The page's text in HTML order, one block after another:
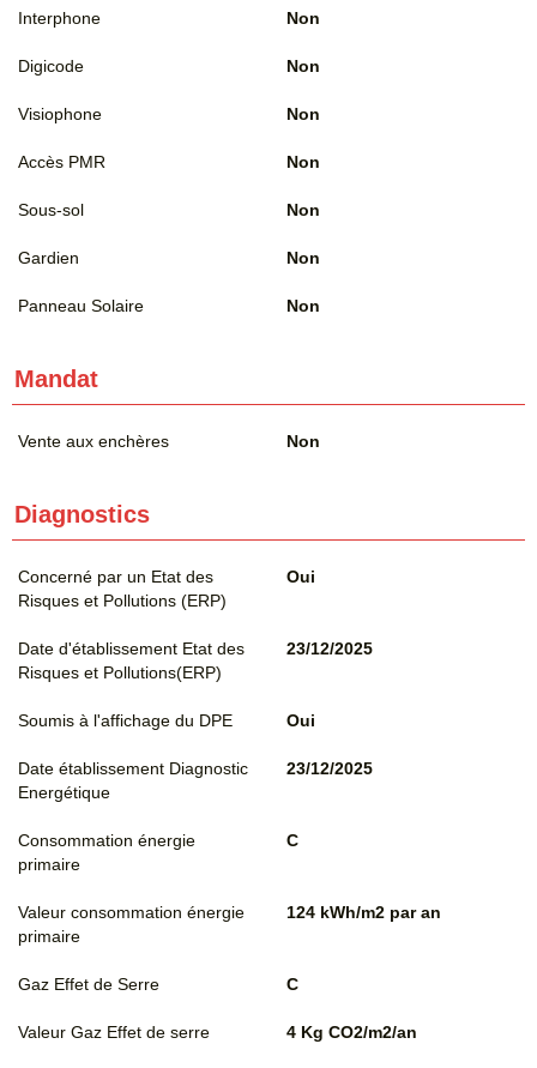
Interphone Non
Digicode Non
Visiophone Non
Accès PMR Non
Sous-sol Non
Gardien Non
Panneau Solaire Non
Mandat
Vente aux enchères Non
Diagnostics
Concerné par un Etat des
Risques et Pollutions (ERP)
Oui
Date d'établissement Etat des
Risques et Pollutions(ERP)
23/12/2025
Soumis à l'affichage du DPE Oui
Date établissement Diagnostic
Energétique
23/12/2025
Consommation énergie
primaire
C
Valeur consommation énergie
primaire
124 kWh/m2 par an
Gaz Effet de Serre C
Valeur Gaz Effet de serre 4 Kg CO2/m2/an